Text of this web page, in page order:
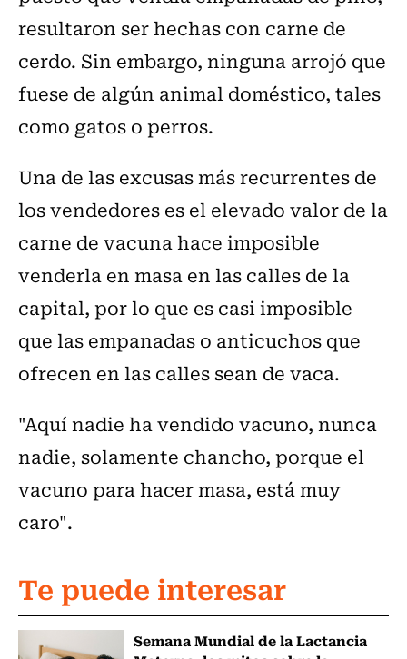
resultaron ser hechas con carne de
cerdo. Sin embargo, ninguna arrojó que
fuese de algún animal doméstico, tales
como gatos o perros.
Una de las excusas más recurrentes de
los vendedores es el elevado valor de la
carne de vacuna hace imposible
venderla en masa en las calles de la
capital, por lo que es casi imposible
que las empanadas o anticuchos que
ofrecen en las calles sean de vaca.
"Aquí nadie ha vendido vacuno, nunca
nadie, solamente chancho, porque el
vacuno para hacer masa, está muy
caro".
Te puede interesar
Semana Mundial de la Lactancia